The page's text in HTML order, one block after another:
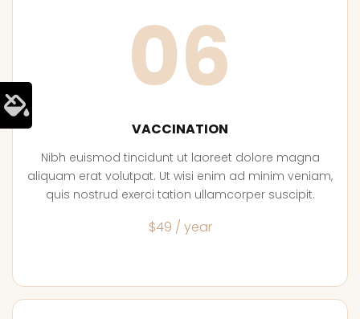
06
VACCINATION
Nibh euismod tincidunt ut laoreet dolore magna
aliquam erat volutpat. Ut wisi enim ad minim veniam,
quis nostrud exerci tation ullamcorper suscipit.
$49 / year